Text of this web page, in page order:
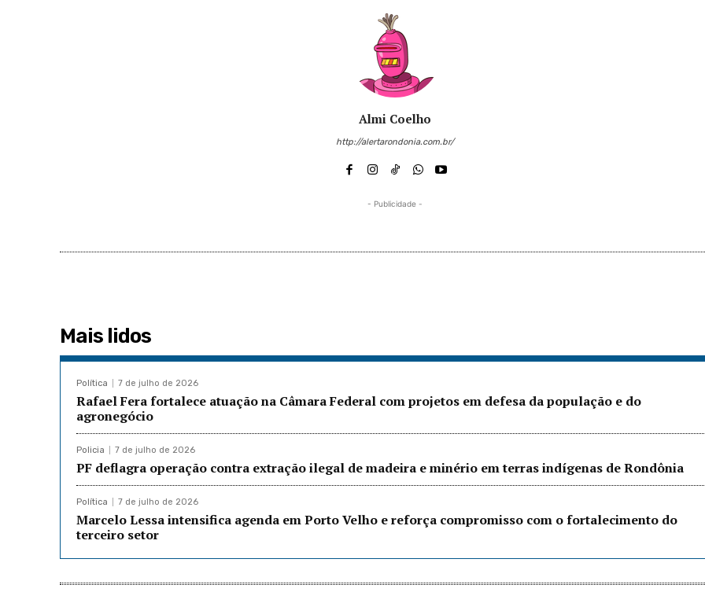
Almi Coelho
http://alertarondonia.com.br/
- Publicidade -
Mais lidos
Política 7 de julho de 2026
Rafael Fera fortalece atuação na Câmara Federal com projetos em defesa da população e do
agronegócio
Policia 7 de julho de 2026
PF deflagra operação contra extração ilegal de madeira e minério em terras indígenas de Rondônia
Política 7 de julho de 2026
Marcelo Lessa intensifica agenda em Porto Velho e reforça compromisso com o fortalecimento do
terceiro setor